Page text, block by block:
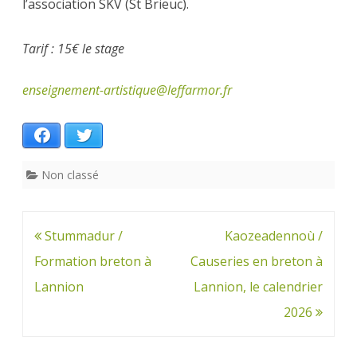
l’association SKV (St Brieuc).
Tarif : 15€ le stage
enseignement-artistique@leffarmor.fr
Facebook
Non classé
Navigation
de
l’article
Stummadur /
Formation breton à
Lannion
Kaozeadennoù /
Causeries en breton à
Lannion, le calendrier
2026